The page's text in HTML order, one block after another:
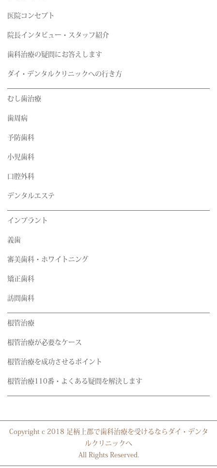
医院コンセプト
院長インタビュー・スタッフ紹介
歯科治療の疑問にお答えします
ダイ・デンタルクリニックへの行き方
むし歯治療
歯周病
予防歯科
小児歯科
口腔外科
デンタルエステ
インプラント
義歯
審美歯科・ホワイトニング
矯正歯科
訪問歯科
根管治療
根管治療が必要なケース
根管治療を成功させるポイント
根管治療110番・よくある疑問を解決します
Copyright c 2018 足柄上郡で歯科治療を受けるならダイ・デンタ
ルクリニックへ
All Rights Reserved.